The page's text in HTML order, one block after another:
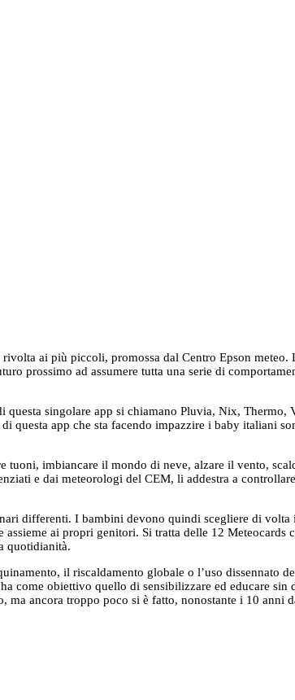
ai più piccoli, promossa dal Centro Epson meteo.
prossimo ad assumere tutta una serie di
singolare app si chiamano Pluvia, Nix, Thermo,
questa app che sta facendo impazzire i baby italiani
imbiancare il mondo di neve, alzare il vento,
e dai meteorologi del CEM, li addestra a
differenti. I bambini devono quindi scegliere di
ai propri genitori. Si tratta delle 12 Meteocards
quotidianità.
il riscaldamento globale o l’uso dissennato
come obiettivo quello di sensibilizzare ed educare sin
ma ancora troppo poco si è fatto, nonostante i 10